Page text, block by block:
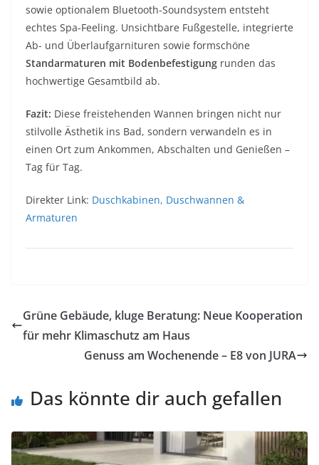
sowie optionalem Bluetooth-Soundsystem entsteht
echtes Spa-Feeling. Unsichtbare Fußgestelle, integrierte
Ab- und Überlaufgarnituren sowie formschöne
Standarmaturen mit Bodenbefestigung runden das
hochwertige Gesamtbild ab.
Fazit: Diese freistehenden Wannen bringen nicht nur
stilvolle Ästhetik ins Bad, sondern verwandeln es in
einen Ort zum Ankommen, Abschalten und Genießen –
Tag für Tag.
Direkter Link: Duschkabinen, Duschwannen &
Armaturen
Grüne Gebäude, kluge Beratung: Neue Kooperation
für mehr Klimaschutz am Haus
Genuss am Wochenende – E8 von JURA
Das könnte dir auch gefallen